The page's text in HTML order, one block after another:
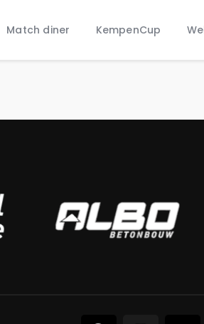
Match diner KempenCup